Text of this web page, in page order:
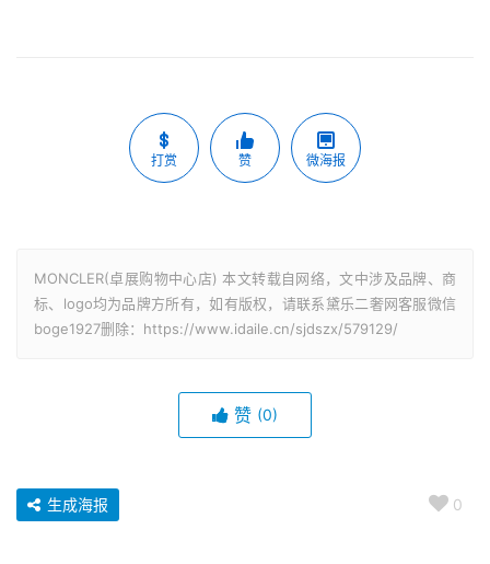
打赏 赞 微海报
MONCLER(卓展购物中心店) 本文转载自网络，文中涉及品牌、商
标、logo均为品牌方所有，如有版权，请联系黛乐二奢网客服微信
boge1927删除：https://www.idaile.cn/sjdszx/579129/
赞 (0)
0
生成海报